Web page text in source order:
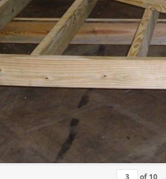
of 10